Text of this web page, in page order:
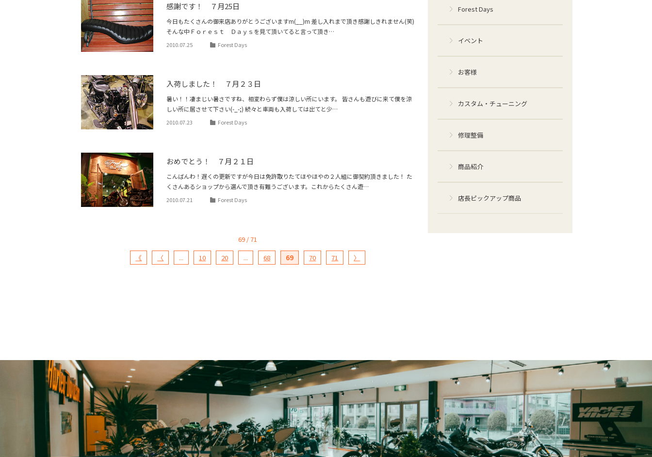
感謝です！ ７月25日
今日もたくさんの御来店ありがとうございますm(__)m 差し入れまで頂き感謝しきれません(笑)
そんな中Ｆｏｒｅｓｔ Ｄａｙｓを見て頂いてると言って頂き…
2010.07.25 Forest Days
入荷しました！ ７月２３日
暑い！！凄まじい暑さですね、相変わらず僕は涼しい所にいます。 皆さんも遊びに来て僕を涼
しい所に居させて下さい(-_-;) 続々と車両も入荷しては出てと少…
2010.07.23 Forest Days
おめでとう！ ７月２１日
こんばんわ！遅くの更新ですが今日は免許取りたてほやほやの２人組に御契約頂きました！ た
くさんあるショップから選んで頂き有難うございます。これからたくさん遊…
2010.07.21 Forest Days
69 / 71
《
〈 ... 10 20 ... 68 69 70 71 〉
Forest Days
イベント
お客様
カスタム・チューニング
修理整備
商品紹介
店長ピックアップ商品